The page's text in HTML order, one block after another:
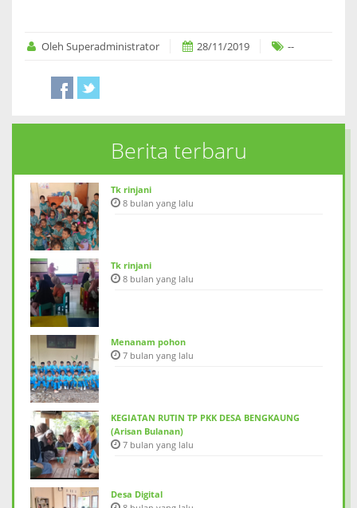
Oleh Superadministrator 28/11/2019 --
Berita terbaru
Tk rinjani
8 bulan yang lalu
Tk rinjani
8 bulan yang lalu
Menanam pohon
7 bulan yang lalu
KEGIATAN RUTIN TP PKK DESA BENGKAUNG
(Arisan Bulanan)
7 bulan yang lalu
Desa Digital